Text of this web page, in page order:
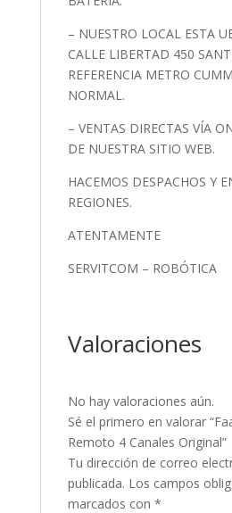
– NUESTRO LOCAL ESTA
CALLE LIBERTAD 450
REFERENCIA METRO
NORMAL.
– VENTAS DIRECTAS VÍA
DE NUESTRA SITIO WEB.
HACEMOS DESPACHOS Y
REGIONES.
ATENTAMENTE
SERVITCOM – ROBÓTICA
Valoraciones
No hay valoraciones aún.
Sé el primero en valorar
Remoto 4 Canales Original”
Tu dirección de correo
publicada. Los campos
marcados con *